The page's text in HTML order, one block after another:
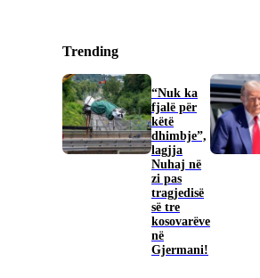
Trending
“Nuk ka
fjalë për
këtë
dhimbje”,
lagjja
Nuhaj në
zi pas
tragjedisë
së tre
kosovarëve
në
Gjermani!